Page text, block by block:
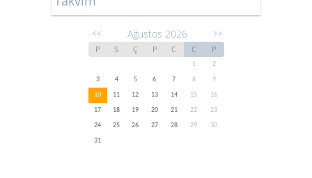
<< Ağustos 2026 >>
P S Ç P C C P
1
2
3
4 5 6 7 8
9
10
11 12 13 14 15
16
17
18 19 20 21 22
23
24
25 26 27 28 29
30
31